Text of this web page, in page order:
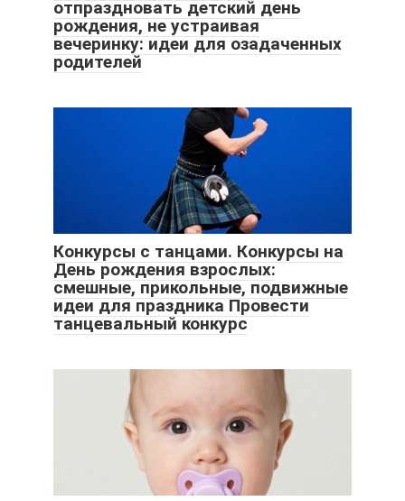
отпраздновать детский день
рождения, не устраивая
вечеринку: идеи для озадаченных
родителей
Конкурсы с танцами. Конкурсы на
День рождения взрослых:
смешные, прикольные, подвижные
идеи для праздника Провести
танцевальный конкурс